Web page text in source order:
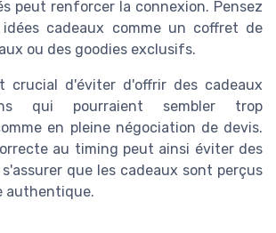
peut renforcer la connexion. Pensez
cadeaux comme un coffret de
ou des goodies exclusifs.
crucial d'éviter d'offrir des cadeaux
qui pourraient sembler trop
en pleine négociation de devis.
au timing peut ainsi éviter des
que les cadeaux sont perçus
authentique.